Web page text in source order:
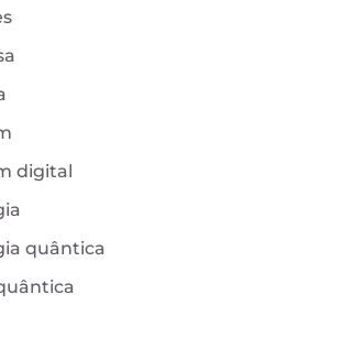
digital
quântica